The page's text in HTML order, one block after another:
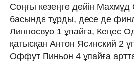
Соңғы кезеңге дейін
басында тұрды, десе де
Линносвуо 1 ұпайға, Кеңес
қатысқан Антон Ясинский 2
Оффут Пиньон 4 ұпайға